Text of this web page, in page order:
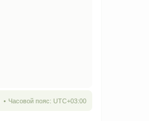
Часовой пояс: UTC+03:00